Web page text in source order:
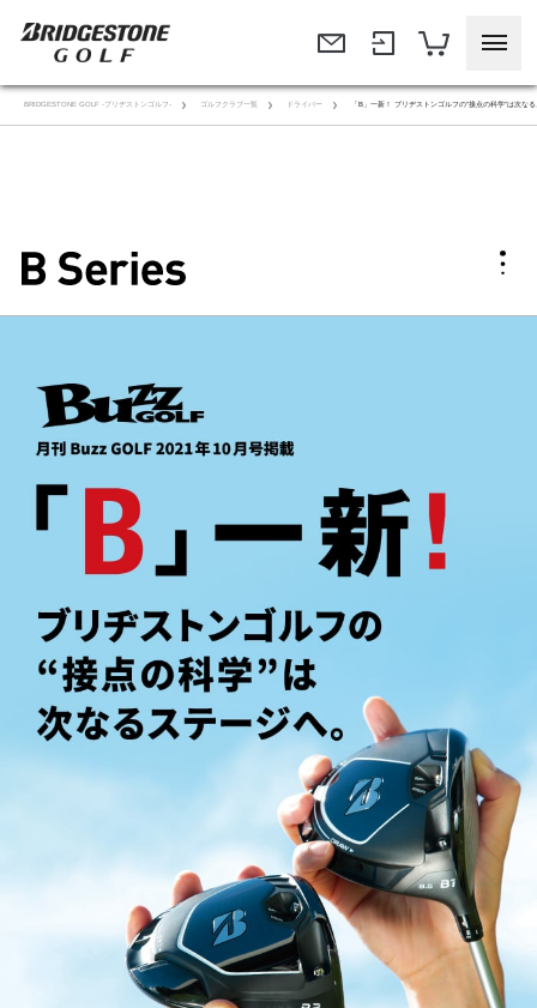
BRIDGESTONE GOLF -ブリヂストンゴルフ- ゴルフクラブ一覧 ドライバー 「B」一新！ ブリヂストンゴルフの“接点の科学”は次な